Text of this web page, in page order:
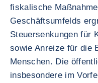
fiskalische
Geschäftsumfelds
Steuersenkungen für
sowie Anreize für die
Menschen. Die
insbesondere im